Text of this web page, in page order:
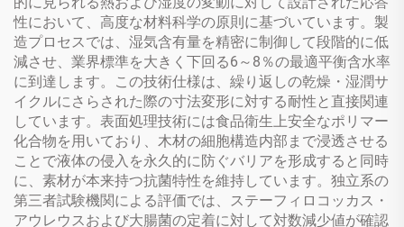
性において、高度な材料科学の原則に基づいています。製
造プロセスでは、湿気含有量を精密に制御して段階的に低
減させ、業界標準を大きく下回る6～8％の最適平衡含水率
に到達します。この技術仕様は、繰り返しの乾燥・湿潤サ
イクルにさらされた際の寸法変形に対する耐性と直接関連
しています。表面処理技術には食品衛生上安全なポリマー
化合物を用いており、木材の細胞構造内部まで浸透させる
ことで液体の侵入を永久的に防ぐバリアを形成すると同時
に、素材が本来持つ抗菌特性を維持しています。独立系の
第三者試験機関による評価では、ステーフィロコッカス・
アウレウスおよび大腸菌の定着に対して対数減少値が確認